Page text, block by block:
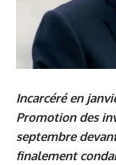
Incarcéré en
Promotion des
septembre
finalement